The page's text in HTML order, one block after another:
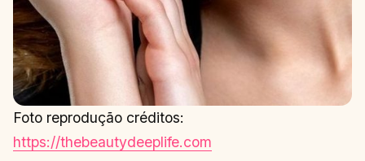
Foto reprodução créditos:
https://thebeautydeeplife.com